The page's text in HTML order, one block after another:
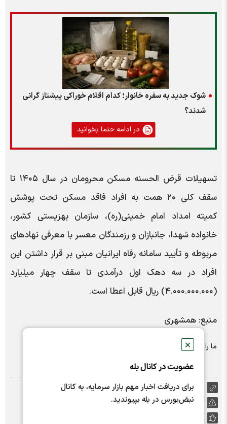
✕
عضویت در کانال بله
برای دریافت اخبار مهم بازار سرمایه، به کانال
نبض‌بورس در بله بپیوندید.
شوک جدید به سفره خانوار؛ کدام اقلام خوراکی پیشتاز گرانی
شدند؟
در ادامه حتما بخوانید
تسهیلات قرض الحسنه مسکن محرومان در سال ۱۴۰۵ تا
سقف کلی ۲۰ همت به افراد فاقد مسکن تحت پوشش
کمیته امداد امام خمینی(ره)، سازمان بهزیستی کشور،
خانواده شهدا، جانبازان و رزمندگان معسر با معرفی نهادهای
مربوطه و تأیید سامانه رفاه ایرانیان مبنی بر قرار داشتن این
افراد در سه دهک اول درآمدی تا سقف چهار میلیارد
(۴.۰۰۰.۰۰۰.۰۰۰) ریال قابل اعطا است.
منبع: همشهری
ما را در شبکه های اجتماعی دنبال کنید :
https://nabzebourse.com/000Y3l
گزارش خطا